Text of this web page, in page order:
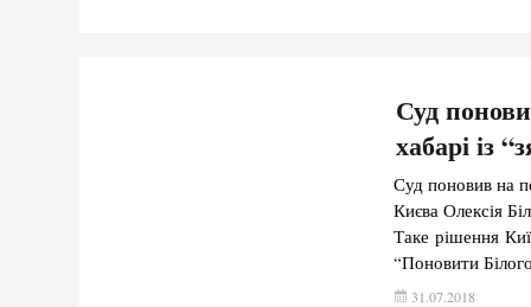
Суд
хабарі із
Суд поновив на
Києва Олексія
Таке рішення
“Поновити
місцевої
31.07.2018